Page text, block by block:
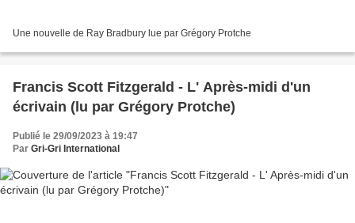
Une nouvelle de Ray Bradbury lue par Grégory Protche
Francis Scott Fitzgerald - L' Après-midi d'un
écrivain (lu par Grégory Protche)
Publié le 29/09/2023 à 19:47
Par Gri-Gri International